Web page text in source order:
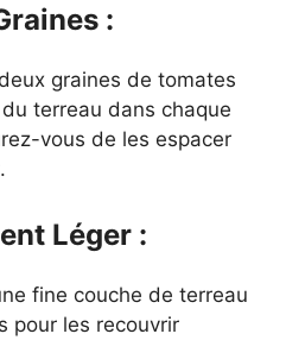
:
graines de tomates
terreau dans chaque
vous de les espacer
Léger :
fine couche de terreau
pour les recouvrir